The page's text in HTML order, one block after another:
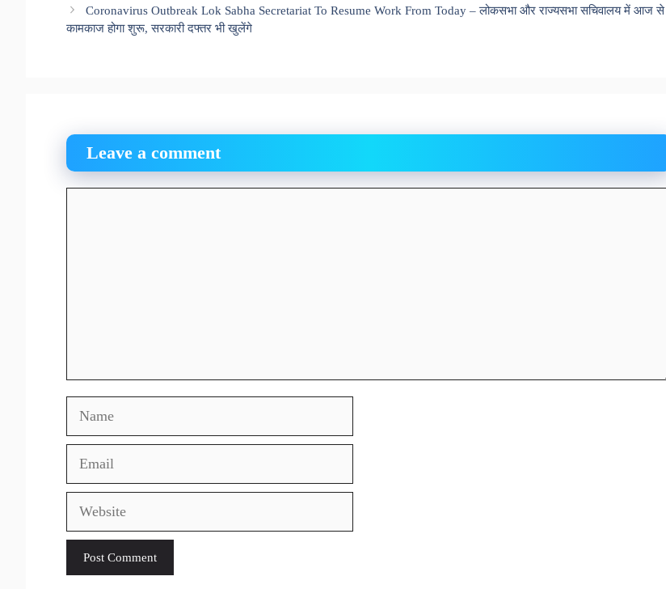
Coronavirus Outbreak Lok Sabha Secretariat To Resume Work From Today – लोकसभा और राज्यसभा सचिवालय में आज से
कामकाज होगा शुरू, सरकारी दफ्तर भी खुलेंगे
Leave a comment
Name
Email
Website